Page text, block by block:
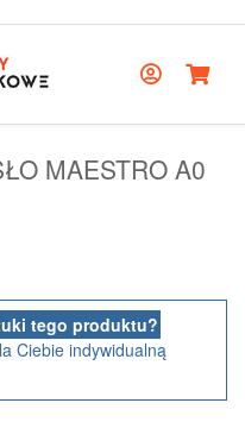
MAESTRO A0
tego produktu?
Ciebie indywidualną